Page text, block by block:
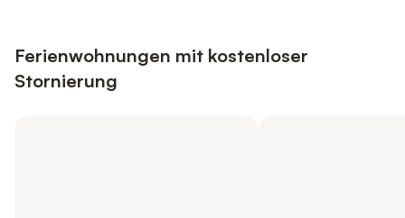
Ferienwohnungen mit kostenloser
Stornierung